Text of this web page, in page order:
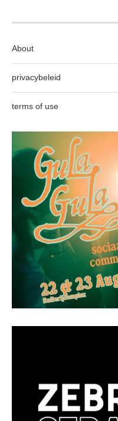
About
privacybeleid
terms of use